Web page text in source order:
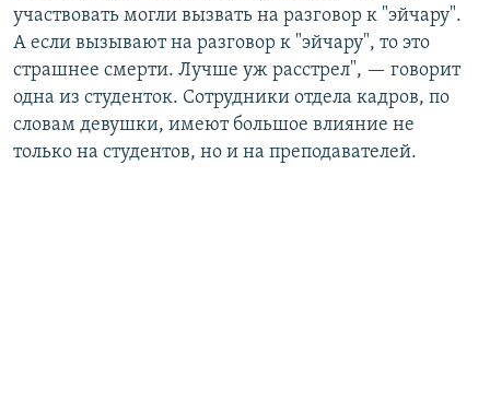
участвовать могли вызвать на разговор к "эйчару".
А если вызывают на разговор к "эйчару", то это
страшнее смерти. Лучше уж расстрел", — говорит
одна из студенток. Сотрудники отдела кадров, по
словам девушки, имеют большое влияние не
только на студентов, но и на преподавателей.